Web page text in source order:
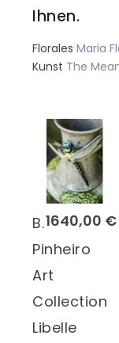
Ihnen.
Florales Maria
Kunst The
1640,00 €
B.
Pinheiro
Art
Collection
Libelle